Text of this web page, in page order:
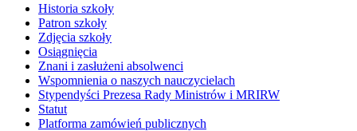
Historia szkoły
Patron szkoły
Zdjęcia szkoły
Osiągnięcia
Znani i zasłużeni absolwenci
Wspomnienia o naszych nauczycielach
Stypendyści Prezesa Rady Ministrów i MRIRW
Statut
Platforma zamówień publicznych